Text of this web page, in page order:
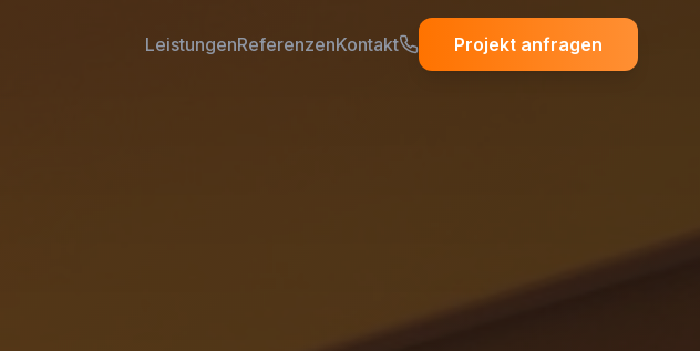
LeistungenReferenzenKontakt Projekt anfragen